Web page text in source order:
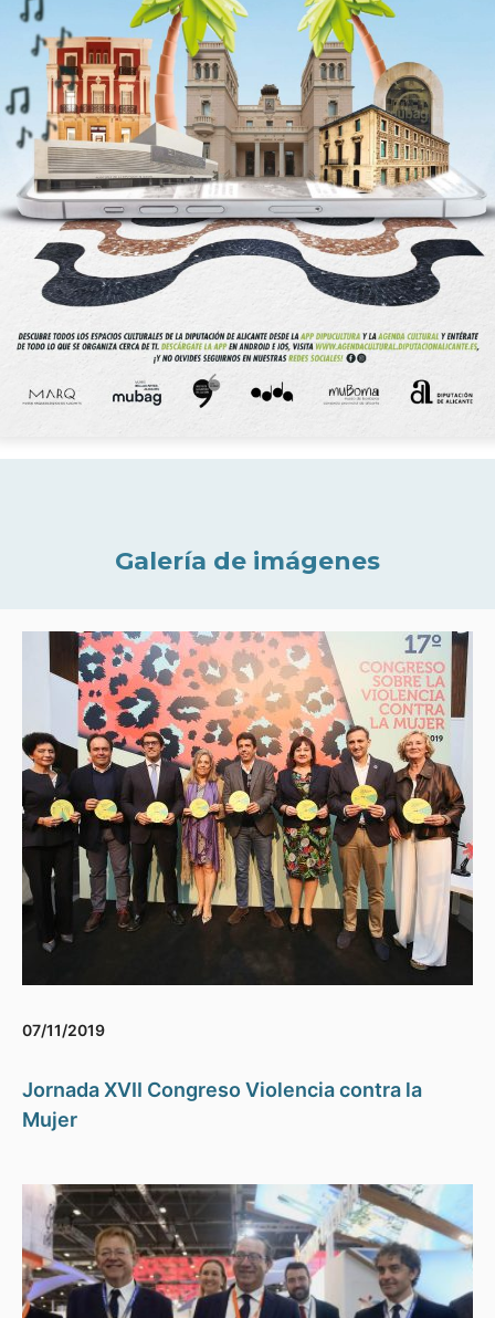
Galería de imágenes
07/11/2019
Jornada XVII Congreso Violencia contra la
Mujer